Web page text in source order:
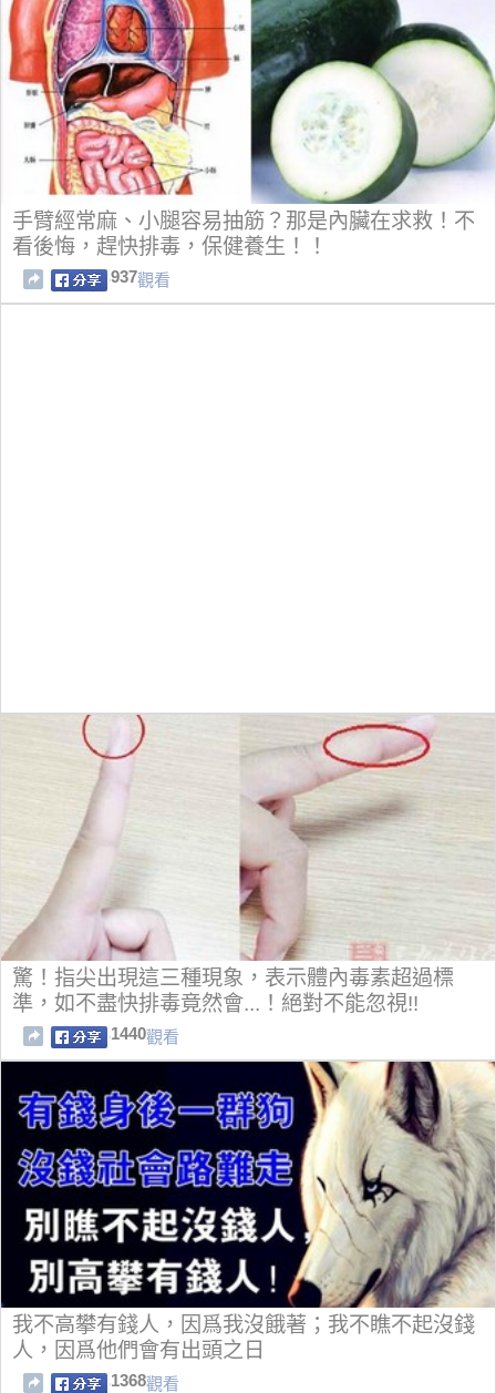
手臂經常麻、小腿容易抽筋？那是內臟在求救！不
看後悔，趕快排毒，保健養生！！
937觀看
驚！指尖出現這三種現象，表示體內毒素超過標
準，如不盡快排毒竟然會...！絕對不能忽視!!
1440觀看
我不高攀有錢人，因爲我沒餓著；我不瞧不起沒錢
人，因爲他們會有出頭之日
1368觀看